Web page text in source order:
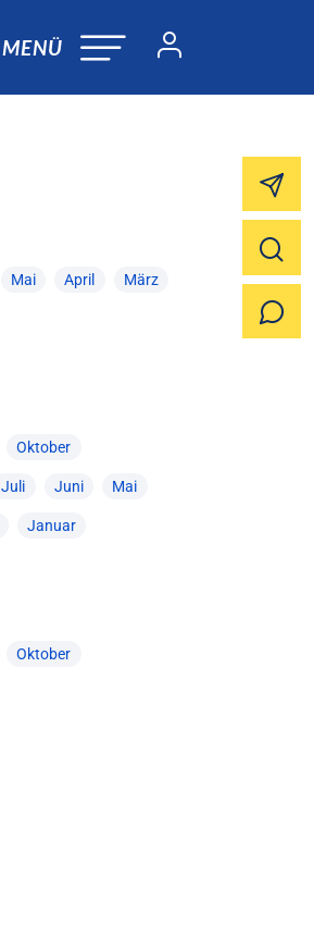
MENÜ
Mai April März
Oktober
Juli Juni Mai
Januar
Oktober